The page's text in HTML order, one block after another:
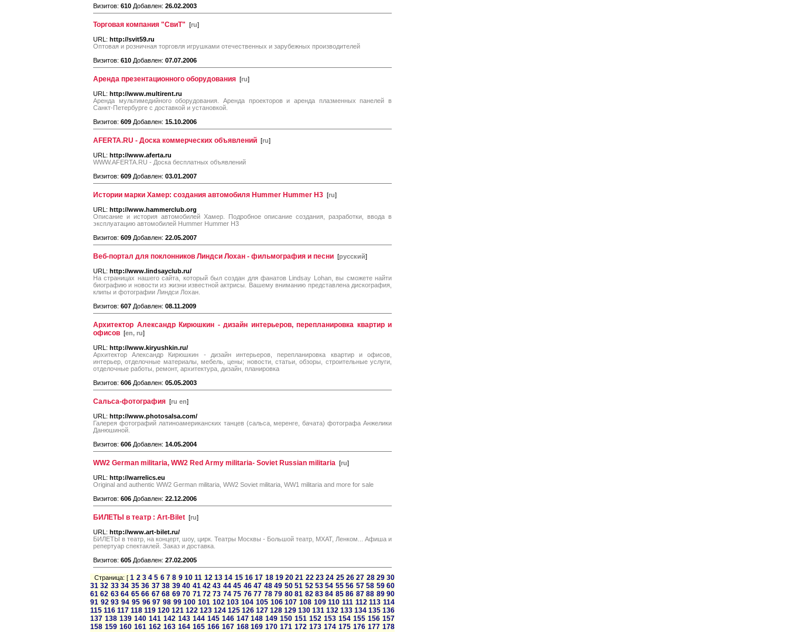
Визитов: 610 Добавлен: 26.02.2003
Торговая компания "СвиТ" [ru]
URL: http://svit59.ru
Оптовая и розничная торговля игрушками отечественных и зарубежных производителей
Визитов: 610 Добавлен: 07.07.2006
Аренда презентационного оборудования [ru]
URL: http://www.multirent.ru
Аренда мультимедийного оборудования. Аренда проекторов и аренда плазменных панелей в
Санкт-Петербурге с доставкой и установкой.
Визитов: 609 Добавлен: 15.10.2006
AFERTA.RU - Доска коммерческих объявлений [ru]
URL: http://www.aferta.ru
WWW.AFERTA.RU - Доска бесплатных объявлений
Визитов: 609 Добавлен: 03.01.2007
Истории марки Хамер: создания автомобиля Hummer Hummer H3 [ru]
URL: http://www.hammerclub.org
Описание и история автомобилей Хамер. Подробное описание создания, разработки, ввода в
эксплуатацию автомобилей Hummer Hummer H3
Визитов: 609 Добавлен: 22.05.2007
Веб-портал для поклонников Линдси Лохан - фильмография и песни [русский]
URL: http://www.lindsayclub.ru/
На страницах нашего сайта, который был создан для фанатов Lindsay Lohan, вы сможете найти
биографию и новости из жизни известной актрисы. Вашему вниманию представлена дискография,
клипы и фотографии Линдси Лохан.
Визитов: 607 Добавлен: 08.11.2009
Архитектор Александр Кирюшкин - дизайн интерьеров, перепланировка квартир и
офисов [en, ru]
URL: http://www.kiryushkin.ru/
Архитектор Александр Кирюшкин - дизайн интерьеров, перепланировка квартир и офисов,
интерьер, отделочные материалы, мебель, цены; новости, статьи, обзоры, строительные услуги,
отделочные работы, ремонт, архитектура, дизайн, планировка
Визитов: 606 Добавлен: 05.05.2003
Сальса-фотография [ru en]
URL: http://www.photosalsa.com/
Галерея фотографий латиноамериканских танцев (сальса, меренге, бачата) фотографа Анжелики
Данюшиной.
Визитов: 606 Добавлен: 14.05.2004
WW2 German militaria, WW2 Red Army militaria- Soviet Russian militaria [ru]
URL: http://warrelics.eu
Original and authentic WW2 German militaria, WW2 Soviet militaria, WW1 militaria and more for sale
Визитов: 606 Добавлен: 22.12.2006
БИЛЕТЫ в театр : Art-Bilet [ru]
URL: http://www.art-bilet.ru/
БИЛЕТЫ в театр, на концерт, шоу, цирк. Театры Москвы - Большой театр, МХАТ, Ленком... Афиша и
репертуар спектаклей. Заказ и доставка.
Визитов: 605 Добавлен: 27.02.2005
Страница: [1 2 3 4 5 6 7 8 9 10 11 12 13 14 15 16 17 18 19 20 21 22 23 24 25 26 27 28 29 30
31 32 33 34 35 36 37 38 39 40 41 42 43 44 45 46 47 48 49 50 51 52 53 54 55 56 57 58 59 60
61 62 63 64 65 66 67 68 69 70 71 72 73 74 75 76 77 78 79 80 81 82 83 84 85 86 87 88 89 90
91 92 93 94 95 96 97 98 99 100 101 102 103 104 105 106 107 108 109 110 111 112 113 114
115 116 117 118 119 120 121 122 123 124 125 126 127 128 129 130 131 132 133 134 135 136
137 138 139 140 141 142 143 144 145 146 147 148 149 150 151 152 153 154 155 156 157
158 159 160 161 162 163 164 165 166 167 168 169 170 171 172 173 174 175 176 177 178